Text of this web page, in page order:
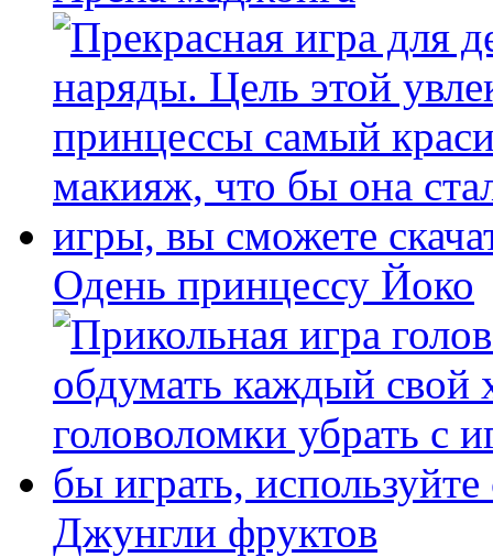
Одень принцессу Йоко
Джунгли фруктов